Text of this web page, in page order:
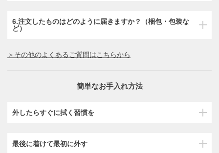
6.注文したものはどのように届きますか？（梱包・包装な
ど）
＞その他のよくあるご質問はこちらから
簡単なお手入れ方法
外したらすぐに拭く習慣を
最後に着けて最初に外す